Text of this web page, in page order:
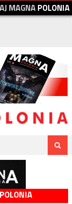
AJMAGNAPOLONIA